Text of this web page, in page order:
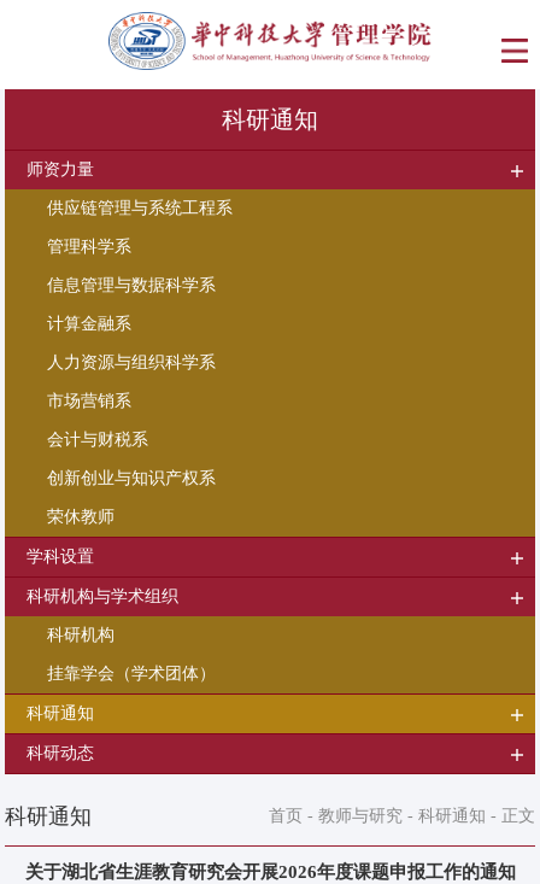
科研通知
师资力量
供应链管理与系统工程系
管理科学系
信息管理与数据科学系
计算金融系
人力资源与组织科学系
市场营销系
会计与财税系
创新创业与知识产权系
荣休教师
学科设置
科研机构与学术组织
科研机构
挂靠学会（学术团体）
科研通知
科研动态
科研通知 首页 - 教师与研究- 科研通知 - 正文
关于湖北省生涯教育研究会开展2026年度课题申报工作的通知